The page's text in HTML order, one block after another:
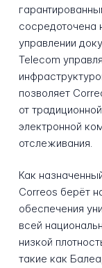
сосредоточена
управлении
Telecom
позволяет
от
электронной
отслеживания.
Как
Correos берёт
обеспечения
всей
низкой
такие как